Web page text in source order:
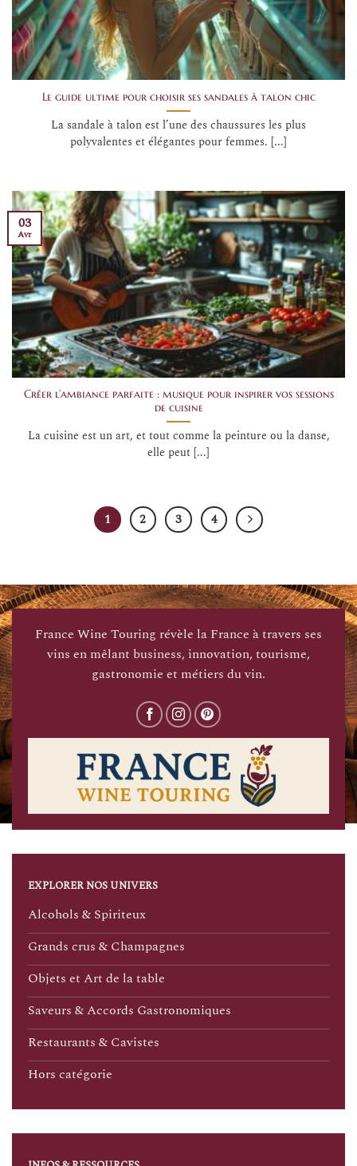
Le guide ultime pour choisir ses sandales à talon chic
La sandale à talon est l’une des chaussures les plus
polyvalentes et élégantes pour femmes. [...]
Créer l’ambiance parfaite : musique pour inspirer vos sessions
de cuisine
La cuisine est un art, et tout comme la peinture ou la danse,
elle peut [...]
03
Avr
1 2 3 4
France Wine Touring révèle la France à travers ses
vins en mêlant business, innovation, tourisme,
gastronomie et métiers du vin.
EXPLORER NOS UNIVERS
Alcohols & Spiriteux
Grands crus & Champagnes
Objets et Art de la table
Saveurs & Accords Gastronomiques
Restaurants & Cavistes
Hors catégorie